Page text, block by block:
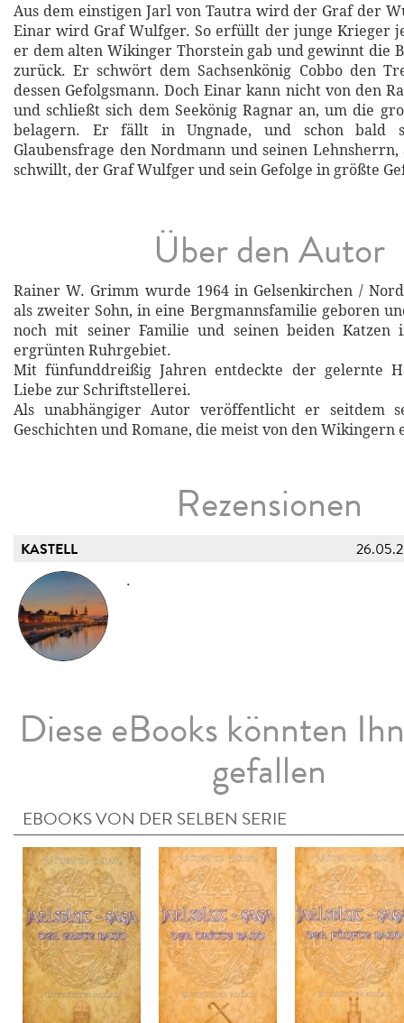
Aus dem einstigen Jarl von Tautra wird der Graf der
Einar wird Graf Wulfger. So erfüllt der junge Krieger
er dem alten Wikinger Thorstein gab und gewinnt die
zurück. Er schwört dem Sachsenkönig Cobbo den
dessen Gefolgsmann. Doch Einar kann nicht von den
und schließt sich dem Seekönig Ragnar an, um die
belagern. Er fällt in Ungnade, und schon bald
Glaubensfrage den Nordmann und seinen
schwillt, der Graf Wulfger und sein Gefolge in größte
Über den Autor
Rainer W. Grimm wurde 1964 in Gelsenkirchen /
als zweiter Sohn, in eine Bergmannsfamilie geboren
noch mit seiner Familie und seinen beiden Katzen
ergrünten Ruhrgebiet.
Mit fünfunddreißig Jahren entdeckte der gelernte
Liebe zur Schriftstellerei.
Als unabhängiger Autor veröffentlicht er seitdem
Geschichten und Romane, die meist von den Wikingern
Rezensionen
KASTELL
.
Diese eBooks könnten
gefallen
EBOOKS VON DER SELBEN SERIE